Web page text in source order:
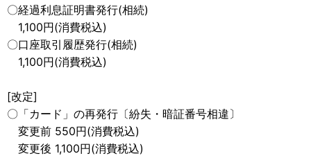
〇経過利息証明書発行(相続)
1,100円(消費税込)
〇口座取引履歴発行(相続)
1,100円(消費税込)
[改定]
〇「カード」の再発行〔紛失・暗証番号相違〕
変更前 550円(消費税込)
変更後 1,100円(消費税込)